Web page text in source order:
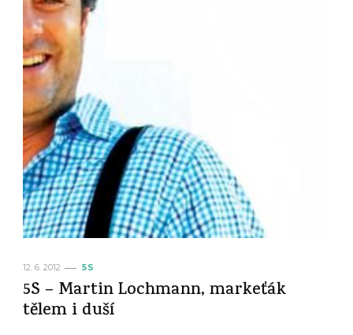
12. 6. 2012 5S
5S – Martin Lochmann, markeťák
tělem i duší